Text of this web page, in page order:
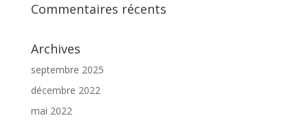
Commentaires récents
Archives
septembre 2025
décembre 2022
mai 2022